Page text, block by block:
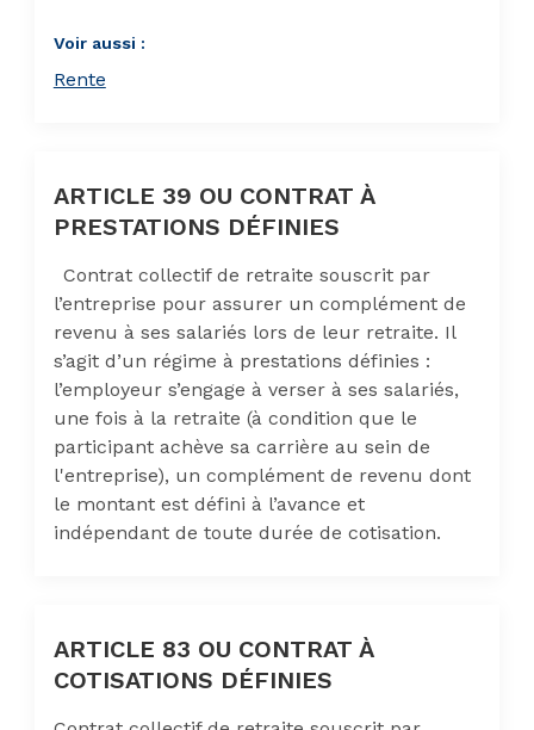
Voir aussi :
Rente
ARTICLE 39 OU CONTRAT À
PRESTATIONS DÉFINIES
Contrat collectif de retraite souscrit par
l’entreprise pour assurer un complément de
revenu à ses salariés lors de leur retraite. Il
s’agit d’un régime à prestations définies :
l’employeur s’engage à verser à ses salariés,
une fois à la retraite (à condition que le
participant achève sa carrière au sein de
l'entreprise), un complément de revenu dont
le montant est défini à l’avance et
indépendant de toute durée de cotisation.
ARTICLE 83 OU CONTRAT À
COTISATIONS DÉFINIES